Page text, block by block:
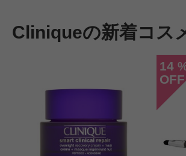
Cliniqueの新着コス
14
OFF